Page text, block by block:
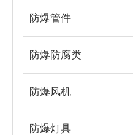
防爆管件
防爆防腐类
防爆风机
防爆灯具